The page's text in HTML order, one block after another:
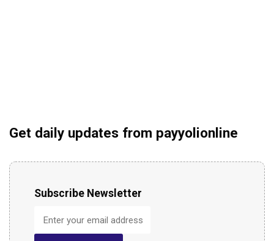
Get daily updates from payyolionline
Subscribe Newsletter